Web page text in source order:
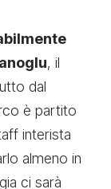
, il
dal
è partito
interista
almeno in
ci sarà